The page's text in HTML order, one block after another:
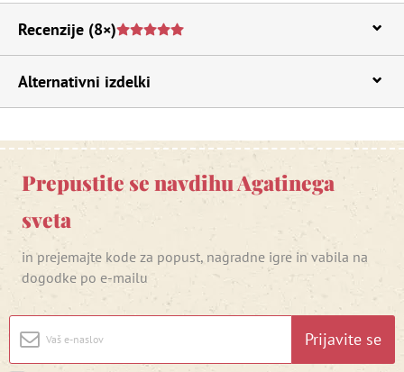
Recenzije (8×)
Alternativni izdelki
Prepustite se navdihu Agatinega
sveta
in prejemajte kode za popust, nagradne igre in vabila na
dogodke po e-mailu
Prijavite se